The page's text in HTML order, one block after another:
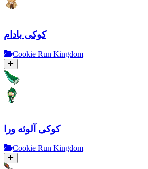
کوکی بادام
Cookie Run Kingdom
کوکی آلوئه ورا
Cookie Run Kingdom